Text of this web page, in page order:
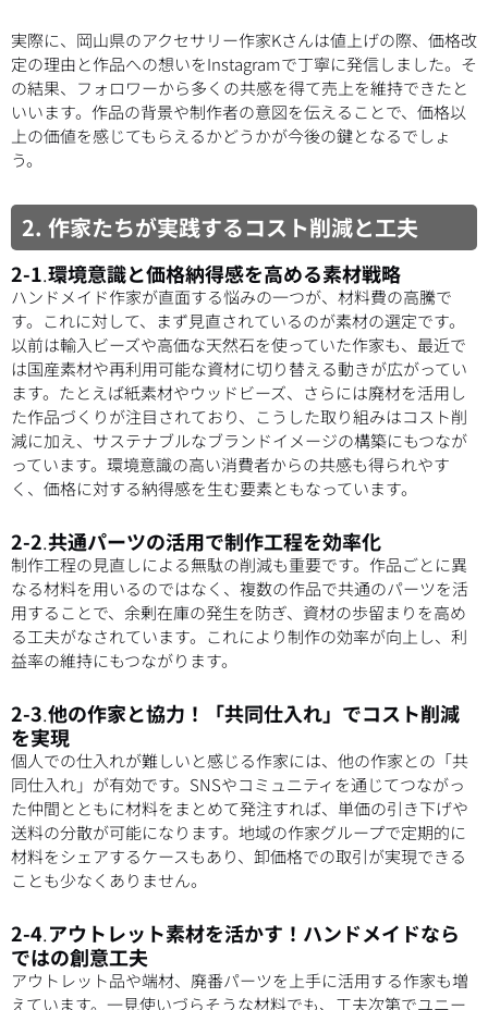
実際に、岡山県のアクセサリー作家Kさんは値上げの際、価格改
定の理由と作品への想いをInstagramで丁寧に発信しました。そ
の結果、フォロワーから多くの共感を得て売上を維持できたと
いいます。作品の背景や制作者の意図を伝えることで、価格以
上の価値を感じてもらえるかどうかが今後の鍵となるでしょ
う。
2. 作家たちが実践するコスト削減と工夫
2-1.環境意識と価格納得感を高める素材戦略
ハンドメイド作家が直面する悩みの一つが、材料費の高騰で
す。これに対して、まず見直されているのが素材の選定です。
以前は輸入ビーズや高価な天然石を使っていた作家も、最近で
は国産素材や再利用可能な資材に切り替える動きが広がってい
ます。たとえば紙素材やウッドビーズ、さらには廃材を活用し
た作品づくりが注目されており、こうした取り組みはコスト削
減に加え、サステナブルなブランドイメージの構築にもつなが
っています。環境意識の高い消費者からの共感も得られやす
く、価格に対する納得感を生む要素ともなっています。
2-2.共通パーツの活用で制作工程を効率化
制作工程の見直しによる無駄の削減も重要です。作品ごとに異
なる材料を用いるのではなく、複数の作品で共通のパーツを活
用することで、余剰在庫の発生を防ぎ、資材の歩留まりを高め
る工夫がなされています。これにより制作の効率が向上し、利
益率の維持にもつながります。
2-3.他の作家と協力！「共同仕入れ」でコスト削減
を実現
個人での仕入れが難しいと感じる作家には、他の作家との「共
同仕入れ」が有効です。SNSやコミュニティを通じてつながっ
た仲間とともに材料をまとめて発注すれば、単価の引き下げや
送料の分散が可能になります。地域の作家グループで定期的に
材料をシェアするケースもあり、卸価格での取引が実現できる
ことも少なくありません。
2-4.アウトレット素材を活かす！ハンドメイドなら
ではの創意工夫
アウトレット品や端材、廃番パーツを上手に活用する作家も増
えています。一見使いづらそうな材料でも、工夫次第でユニー